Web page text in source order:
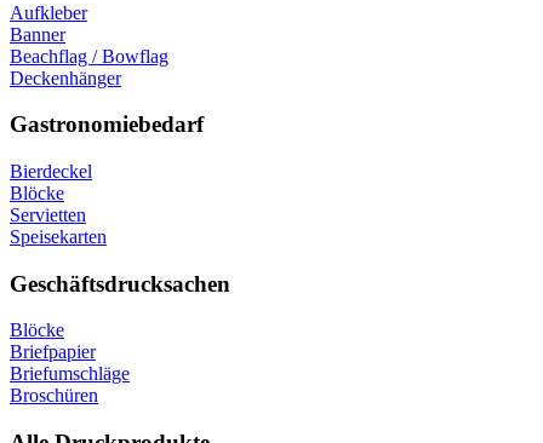
Aufkleber
Banner
Beachflag / Bowflag
Deckenhänger
Gastronomiebedarf
Bierdeckel
Blöcke
Servietten
Speisekarten
Geschäftsdrucksachen
Blöcke
Briefpapier
Briefumschläge
Broschüren